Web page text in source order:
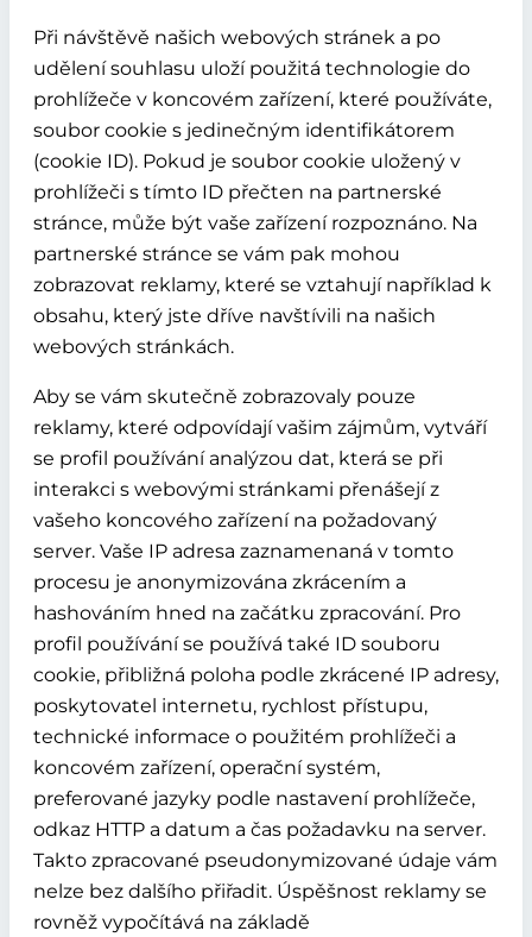
Při návštěvě našich webových stránek a po
udělení souhlasu uloží použitá technologie do
prohlížeče v koncovém zařízení, které používáte,
soubor cookie s jedinečným identifikátorem
(cookie ID). Pokud je soubor cookie uložený v
prohlížeči s tímto ID přečten na partnerské
stránce, může být vaše zařízení rozpoznáno. Na
partnerské stránce se vám pak mohou
zobrazovat reklamy, které se vztahují například k
obsahu, který jste dříve navštívili na našich
webových stránkách.
Aby se vám skutečně zobrazovaly pouze
reklamy, které odpovídají vašim zájmům, vytváří
se profil používání analýzou dat, která se při
interakci s webovými stránkami přenášejí z
vašeho koncového zařízení na požadovaný
server. Vaše IP adresa zaznamenaná v tomto
procesu je anonymizována zkrácením a
hashováním hned na začátku zpracování. Pro
profil používání se používá také ID souboru
cookie, přibližná poloha podle zkrácené IP adresy,
poskytovatel internetu, rychlost přístupu,
technické informace o použitém prohlížeči a
koncovém zařízení, operační systém,
preferované jazyky podle nastavení prohlížeče,
odkaz HTTP a datum a čas požadavku na server.
Takto zpracované pseudonymizované údaje vám
nelze bez dalšího přiřadit. Úspěšnost reklamy se
rovněž vypočítává na základě